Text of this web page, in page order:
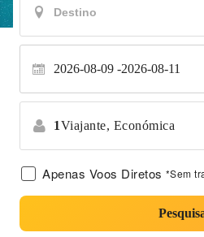
2026-08-09 2026-08-11
1Viajante, Económica
Apenas Voos Diretos *Sem